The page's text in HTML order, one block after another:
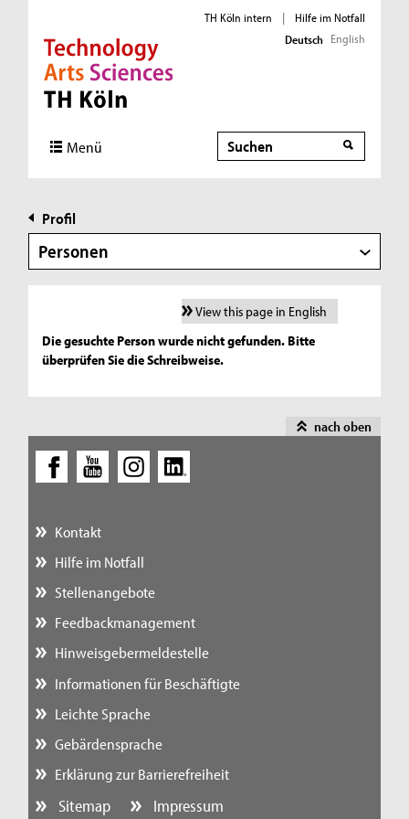
Direkt zur Hauptnavigation
Direkt zur Subnavigation
Direkt zum Inhalt
Direkt zum Fußbereich
TH Köln intern |
Hilfe im Notfall
Deutsch English
Menü Suche
Profil
Personen
View this page in English
Die gesuchte Person wurde nicht gefunden. Bitte
überprüfen Sie die Schreibweise.
nach oben
Kontakt
Hilfe im Notfall
Stellenangebote
Feedbackmanagement
Hinweisgebermeldestelle
Informationen für Beschäftigte
Leichte Sprache
Gebärdensprache
Erklärung zur Barrierefreiheit
Sitemap Impressum